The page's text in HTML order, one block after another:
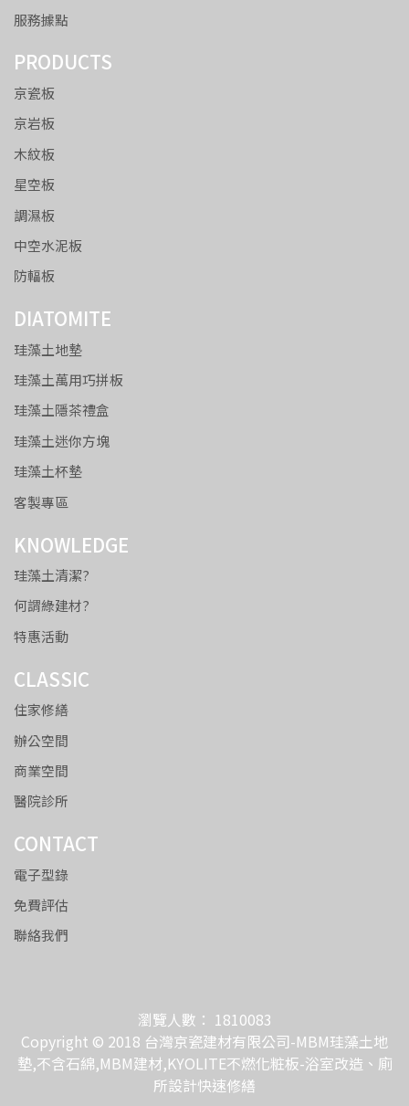
服務據點
PRODUCTS
京瓷板
京岩板
木紋板
星空板
調濕板
中空水泥板
防輻板
DIATOMITE
珪藻土地墊
珪藻土萬用巧拼板
珪藻土隱茶禮盒
珪藻土迷你方塊
珪藻土杯墊
客製專區
KNOWLEDGE
珪藻土清潔?
何謂綠建材?
特惠活動
CLASSIC
住家修繕
辦公空間
商業空間
醫院診所
CONTACT
電子型錄
免費評估
聯絡我們
瀏覽人數： 1810083
Copyright © 2018 台灣京瓷建材有限公司-MBM珪藻土地
墊,不含石綿,MBM建材,KYOLITE不燃化粧板-浴室改造、廁
所設計快速修繕